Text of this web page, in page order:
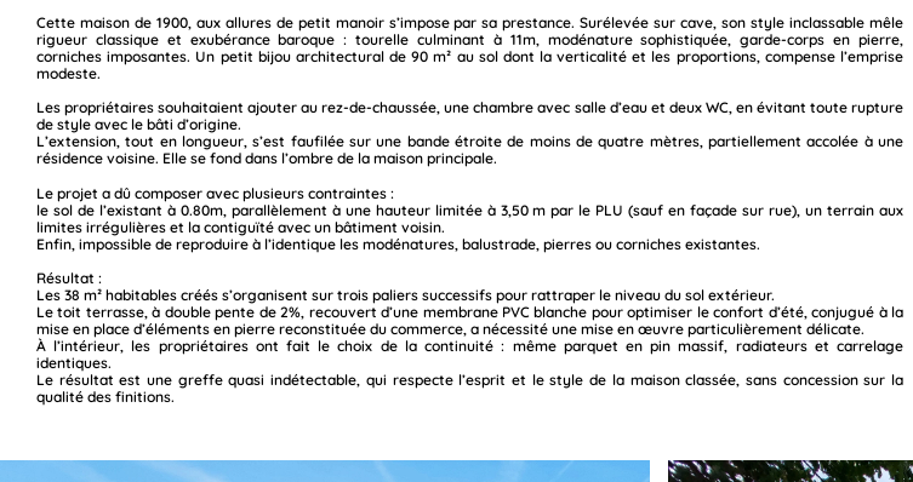
Cette maison de 1900, aux allures de petit manoir s’impose par sa prestance. Surélevée sur cave, son style inclassable mêle
rigueur classique et exubérance baroque : tourelle culminant à 11m, modénature sophistiquée, garde-corps en pierre,
corniches imposantes. Un petit bijou architectural de 90 m² au sol dont la verticalité et les proportions, compense l’emprise
modeste.
Les propriétaires souhaitaient ajouter au rez-de-chaussée, une chambre avec salle d’eau et deux WC, en évitant toute rupture
de style avec le bâti d’origine.
L’extension, tout en longueur, s’est faufilée sur une bande étroite de moins de quatre mètres, partiellement accolée à une
résidence voisine. Elle se fond dans l’ombre de la maison principale.
Le projet a dû composer avec plusieurs contraintes :
le sol de l’existant à 0.80m, parallèlement à une hauteur limitée à 3,50 m par le PLU (sauf en façade sur rue), un terrain aux
limites irrégulières et la contiguïté avec un bâtiment voisin.
Enfin, impossible de reproduire à l’identique les modénatures, balustrade, pierres ou corniches existantes.
Résultat :
Les 38 m² habitables créés s’organisent sur trois paliers successifs pour rattraper le niveau du sol extérieur.
Le toit terrasse, à double pente de 2%, recouvert d’une membrane PVC blanche pour optimiser le confort d’été, conjugué à la
mise en place d’éléments en pierre reconstituée du commerce, a nécessité une mise en œuvre particulièrement délicate.
À l’intérieur, les propriétaires ont fait le choix de la continuité : même parquet en pin massif, radiateurs et carrelage
identiques.
Le résultat est une greffe quasi indétectable, qui respecte l’esprit et le style de la maison classée, sans concession sur la
qualité des finitions.